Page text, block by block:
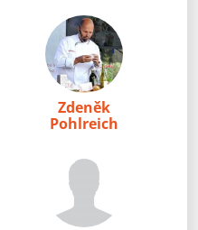
Zdeněk
Pohlreich